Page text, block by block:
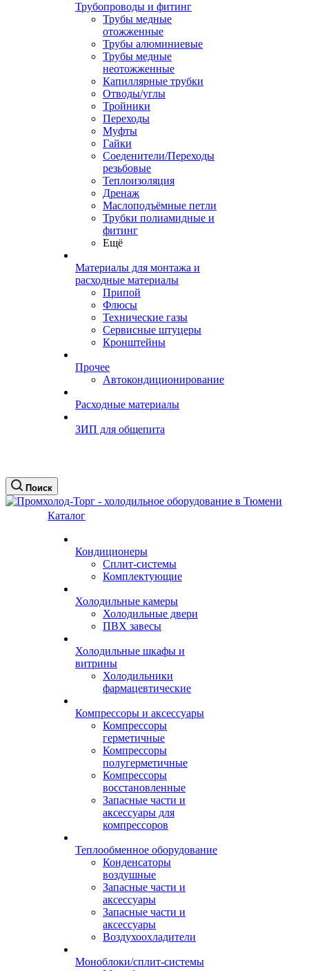
Трубопроводы и фитинг
Трубы медные
отожженные
Трубы алюминиевые
Трубы медные
неотожженные
Капиллярные трубки
Отводы/углы
Тройники
Переходы
Муфты
Гайки
Соеденители/Переходы
резьбовые
Теплоизоляция
Дренаж
Маслоподъёмные петли
Трубки полиамидные и
фитинг
Ещё
Материалы для монтажа и
расходные материалы
Припой
Флюсы
Технические газы
Сервисные штуцеры
Кронштейны
Прочее
Автокондиционирование
Расходные материалы
ЗИП для общепита
Поиск
Каталог
Кондиционеры
Сплит-системы
Комплектующие
Холодильные камеры
Холодильные двери
ПВХ завесы
Холодильные шкафы и
витрины
Холодильники
фармацевтические
Компрессоры и аксессуары
Компрессоры
герметичные
Компрессоры
полугерметичные
Компрессоры
восстановленные
Запасные части и
аксессуары для
компрессоров
Теплообменное оборудование
Конденсаторы
воздушные
Запасные части и
аксессуары
Запасные части и
аксессуары
Воздухоохладители
Моноблоки/сплит-системы